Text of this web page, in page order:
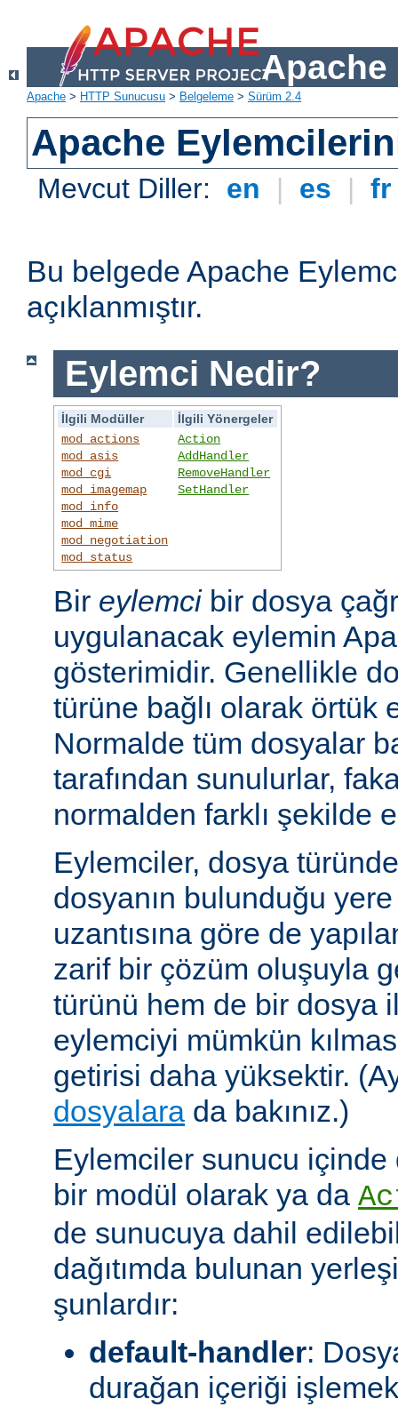
Apache
Apache > HTTP Sunucusu > Belgeleme > Sürüm 2.4
Apache
Mevcut Diller: en | es |
Bu belgede Apache
açıklanmıştır.
Eylemci Nedir?
İlgili Modüller
İlgili Yönergeler
mod_actions
mod_asis
mod_cgi
mod_imagemap
mod_info
mod_mime
mod_negotiation
mod_status
Action
AddHandler
RemoveHandler
SetHandler
Bir eylemcibir dosya
uygulanacak eylemin
gösterimidir. Genellikle
türüne bağlı olarak örtük
Normalde tüm dosyalar
tarafından sunulurlar,
normalden farklı şekilde
Eylemciler, dosya
dosyanın bulunduğu
uzantısına göre de
zarif bir çözüm oluşuyla
türünü hem de bir dosya
eylemciyi mümkün
getirisi daha yüksektir.
dosyalara da bakınız.)
Eylemciler sunucu
bir modül olarak ya da
de sunucuya dahil
dağıtımda bulunan
şunlardır:
default-handler:
durağan içeriği